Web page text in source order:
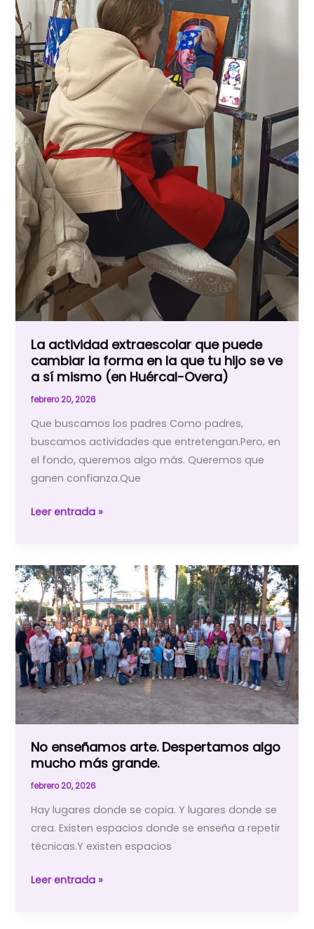
La actividad extraescolar que puede
cambiar la forma en la que tu hijo se ve
a sí mismo (en Huércal-Overa)
febrero 20, 2026
Que buscamos los padres Como padres,
buscamos actividades que entretengan.Pero, en
el fondo, queremos algo más. Queremos que
ganen confianza.Que
La
que
puede
cambiar
la
forma
en
la
que
tu
se
ve
a
mismo
(en
Overa)
Leer entrada »
No enseñamos arte. Despertamos algo
mucho más grande.
febrero 20, 2026
Hay lugares donde se copia. Y lugares donde se
crea. Existen espacios donde se enseña a repetir
técnicas.Y existen espacios
No
Leer entrada »